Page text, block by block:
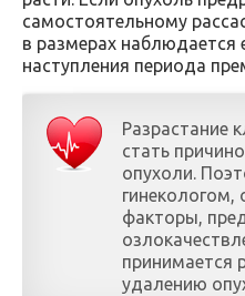
самостоятельному
в размерах наблюдается
наступления периода
Разрастание
стать
опухоли.
гинекологом,
факторы,
принимается
удалению